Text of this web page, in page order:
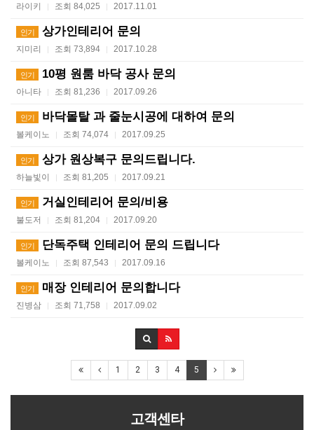
라이키 | 조회 84,025 | 2017.11.01
인기 상가인테리어 문의
지미리 | 조회 73,894 | 2017.10.28
인기 10평 원룸 바닥 공사 문의
아니타 | 조회 81,236 | 2017.09.26
인기 바닥몰탈 과 줄눈시공에 대하여 문의
볼케이노 | 조회 74,074 | 2017.09.25
인기 상가 원상복구 문의드립니다.
하늘빛이 | 조회 81,205 | 2017.09.21
인기 거실인테리어 문의/비용
불도저 | 조회 81,204 | 2017.09.20
인기 단독주택 인테리어 문의 드립니다
볼케이노 | 조회 87,543 | 2017.09.16
인기 매장 인테리어 문의합니다
진병삼 | 조회 71,758 | 2017.09.02
1 2 3 4 5
고객센타